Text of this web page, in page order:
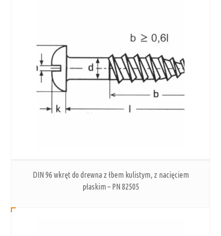
DIN 96 wkręt do drewna z łbem kulistym, z nacięciem
płaskim – PN 82505